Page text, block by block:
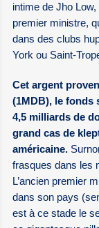
intime de Jho
premier ministre,
dans des clubs
York ou Saint-
Cet argent
(1MDB), le fonds
4,5 milliards de
grand cas de
américaine.
frasques dans les
L’ancien premier
dans son pays
est à ce stade le